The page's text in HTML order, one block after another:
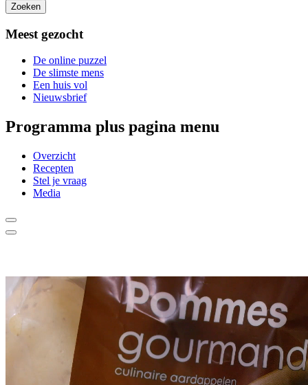
Zoeken
Meest gezocht
De online puzzel
De slimste mens
Een huis vol
Nieuwsbrief
Programma plus pagina menu
Overzicht
Recepten
Stel je vraag
Media